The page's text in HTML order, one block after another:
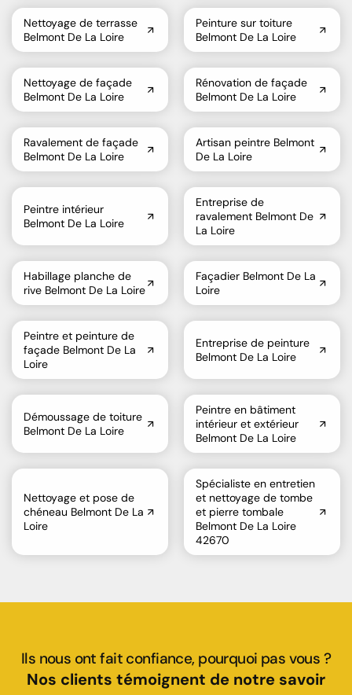
Nettoyage de terrasse
Belmont De La Loire
Peinture sur toiture
Belmont De La Loire
Nettoyage de façade
Belmont De La Loire
Rénovation de façade
Belmont De La Loire
Ravalement de façade
Belmont De La Loire
Artisan peintre Belmont
De La Loire
Peintre intérieur
Belmont De La Loire
Entreprise de
ravalement Belmont De
La Loire
Habillage planche de
rive Belmont De La Loire
Façadier Belmont De La
Loire
Peintre et peinture de
façade Belmont De La
Loire
Entreprise de peinture
Belmont De La Loire
Démoussage de toiture
Belmont De La Loire
Peintre en bâtiment
intérieur et extérieur
Belmont De La Loire
Nettoyage et pose de
chéneau Belmont De La
Loire
Spécialiste en entretien
et nettoyage de tombe
et pierre tombale
Belmont De La Loire
42670
Ils nous ont fait confiance, pourquoi pas vous ?
Nos clients témoignent de notre savoir